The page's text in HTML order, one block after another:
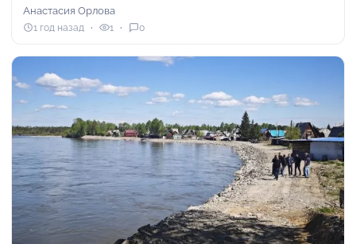
Анастасия Орлова
1 год назад 1 0